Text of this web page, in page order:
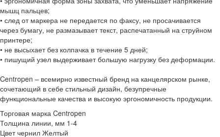
мышц пальцев;
• след от маркера не передается по факсу, не просачивается
через бумагу, не размазывает текст, распечатанный на струйном
принтере;
• не высыхает без колпачка в течение 5 дней;
• пишущий узел выдерживает большую нагрузку без деформации.
Centropen – всемирно известный бренд на канцелярском рынке,
сочетающий в себе стильный дизайн, безупречные
функциональные качества и высокую эргономичность продукции.
Торговая марка Centropen
Толщина линии, мм 1-4
Цвет чернил Желтый